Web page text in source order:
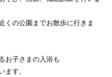
くの公園までお散歩に行きま
お子さまの入浴も
ます。